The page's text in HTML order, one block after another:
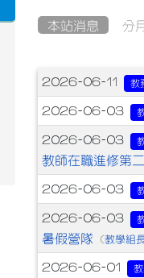
本站消息 分
文章列表
2026-06-11 教
2026-06-03
2026-06-03
教師在職進修第
2026-06-03
2026-06-03
暑假營隊
(教學組
2026-06-01